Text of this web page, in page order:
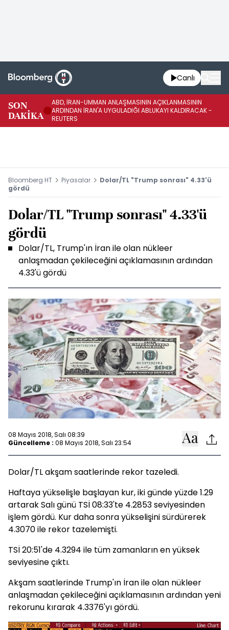
Canlı
SON
DAKİKA
ABD, İRAN-UMMAN ANLAŞMASININ AÇIKLANMASININ
ARDINDAN İRAN'A UYGULADIĞI ABLUKAYI KALDIRACAK -
REUTERS
Bloomberg HT Piyasalar
Dolar/TL "Trump sonrası" 4.33'ü
gördü
Dolar/TL "Trump sonrası" 4.33'ü
gördü
Dolar/TL, Trump'ın İran ile olan nükleer
anlaşmadan çekileceğini açıklamasının ardından
4.33'ü gördü
08 Mayıs 2018, Salı 08:39
Güncelleme : 08 Mayıs 2018, Salı 23:54
Dolar/TL akşam saatlerinde rekor tazeledi.
Haftaya yükselişle başlayan kur, iki günde yüzde 1.29
artarak Salı günü TSİ 08:33'te 4.2853 seviyesinden
işlem gördü. Kur daha sonra yükselişini sürdürerek
4.3070 ile rekor tazelemişti.
TSİ 20:51'de 4.3294 ile tüm zamanların en yüksek
seviyesine çıktı.
Akşam saatlerinde Trump'ın İran ile olan nükleer
anlaşmadan çekileceğini açıklamasının ardından yeni
rekorunu kırarak 4.3376'yı gördü.